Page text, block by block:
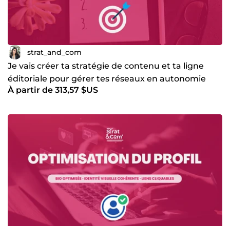
strat_and_com
Je vais créer ta stratégie de contenu et ta ligne
éditoriale pour gérer tes réseaux en autonomie
À partir de 313,57 $US